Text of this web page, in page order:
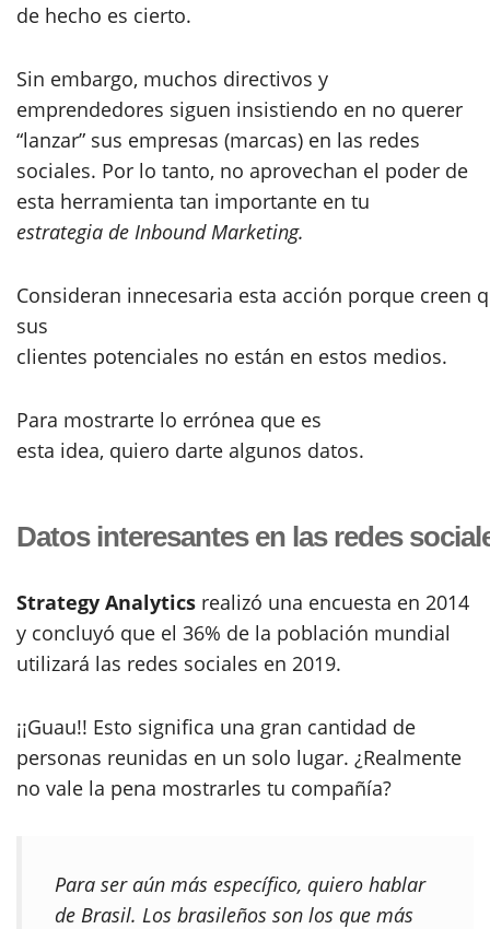
de hecho es cierto.
Sin embargo, muchos directivos y
emprendedores siguen insistiendo en no querer
“lanzar” sus empresas (marcas) en las redes
sociales. Por lo tanto, no aprovechan el poder de
esta herramienta tan importante en tu
estrategia de Inbound Marketing.
Consideran innecesaria esta acción porque creen
sus
clientes potenciales no están en estos medios.
Para mostrarte lo errónea que es
esta idea, quiero darte algunos datos.
Datos interesantes en las redes
Strategy Analytics realizó una encuesta en 2014
y concluyó que el 36% de la población mundial
utilizará las redes sociales en 2019.
¡¡Guau!! Esto significa una gran cantidad de
personas reunidas en un solo lugar. ¿Realmente
no vale la pena mostrarles tu compañía?
Para ser aún más específico, quiero hablar
de Brasil. Los brasileños son los que más